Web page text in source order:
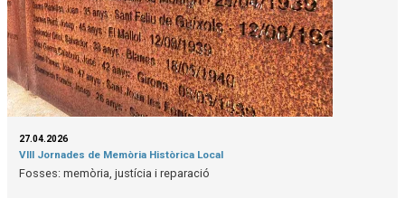
27.04.2026
VIII Jornades de Memòria Històrica Local
Fosses: memòria, justícia i reparació